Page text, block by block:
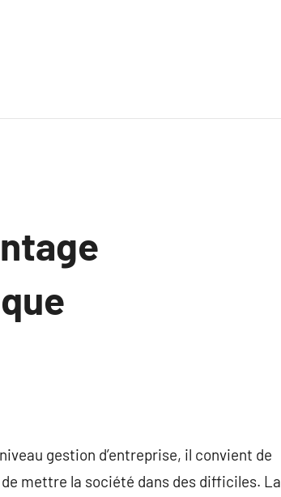
gestion d’entreprise, il convient de
mettre la société dans des difficiles. La